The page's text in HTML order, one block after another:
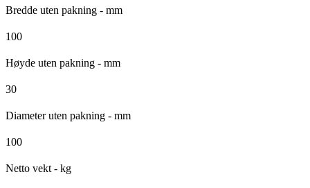
Bredde uten pakning - mm
100
Høyde uten pakning - mm
30
Diameter uten pakning - mm
100
Netto vekt - kg